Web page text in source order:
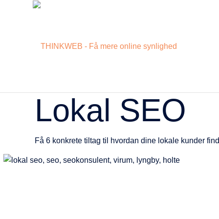
Lokal SEO
Få 6 konkrete tiltag til hvordan dine lokale kunder